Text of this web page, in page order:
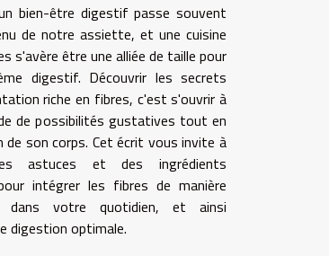
bien-être digestif passe souvent
de notre assiette, et une cuisine
s'avère être une alliée de taille pour
digestif. Découvrir les secrets
riche en fibres, c'est s'ouvrir à
de possibilités gustatives tout en
de son corps. Cet écrit vous invite à
astuces et des ingrédients
intégrer les fibres de manière
dans votre quotidien, et ainsi
digestion optimale.